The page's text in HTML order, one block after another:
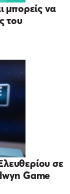
μπορείς να
του
σε
Game